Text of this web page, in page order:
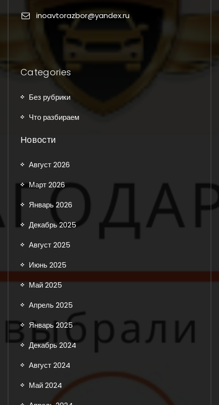
inoavtorazbor@yandex.ru
Categories
Без рубрики
Что разбираем
Новости
Август 2026
Март 2026
Январь 2026
Декабрь 2025
Август 2025
Июнь 2025
Май 2025
Апрель 2025
Январь 2025
Декабрь 2024
Август 2024
Май 2024